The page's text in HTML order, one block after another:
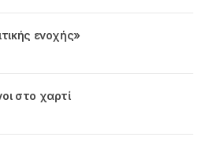
ενοχής»
στο χαρτί